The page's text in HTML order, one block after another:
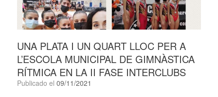
UNA PLATA I UN QUART LLOC PER A
L’ESCOLA MUNICIPAL DE GIMNÀSTICA
RÍTMICA EN LA II FASE INTERCLUBS
Publicado el 09/11/2021